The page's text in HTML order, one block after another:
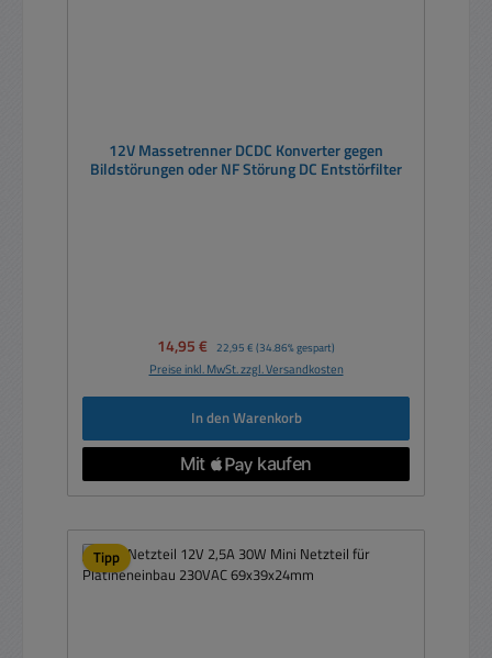
12V Massetrenner DCDC Konverter gegen
Bildstörungen oder NF Störung DC Entstörfilter
Verkaufspreis:
14,95 € Regulärer Preis:
22,95 € (34.86% gespart)
Preise inkl. MwSt. zzgl. Versandkosten
In den Warenkorb
Tipp